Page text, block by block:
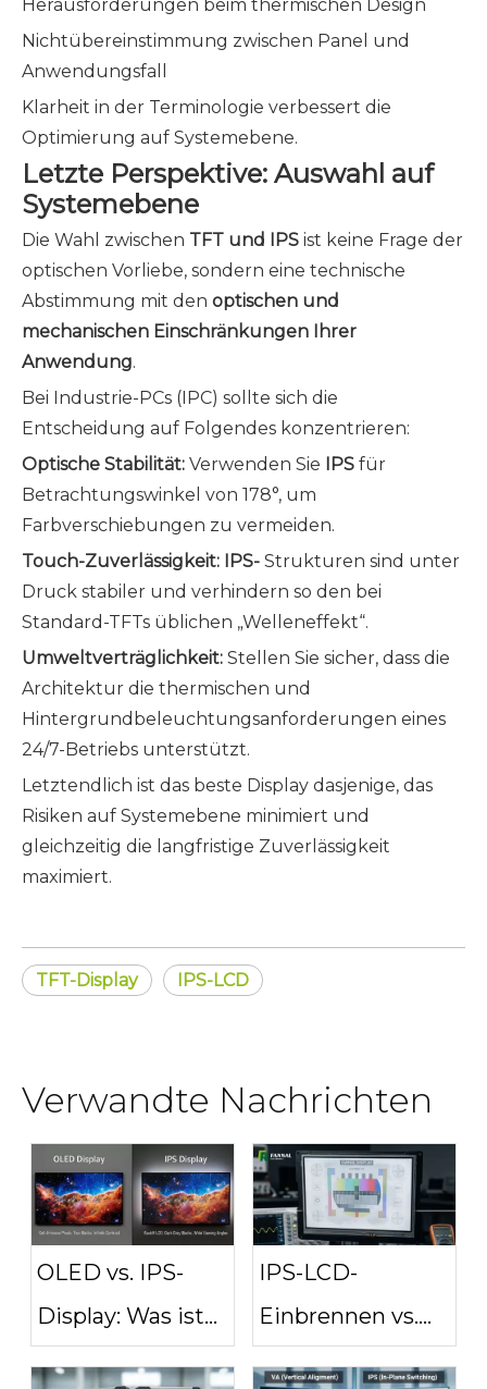
Herausforderungen beim thermischen Design
Nichtübereinstimmung zwischen Panel und
Anwendungsfall
Klarheit in der Terminologie verbessert die
Optimierung auf Systemebene.
Letzte Perspektive: Auswahl auf
Systemebene
Die Wahl zwischen TFT und IPS ist keine Frage der
optischen Vorliebe, sondern eine technische
Abstimmung mit den optischen und
mechanischen Einschränkungen Ihrer
Anwendung.
Bei Industrie-PCs (IPC) sollte sich die
Entscheidung auf Folgendes konzentrieren:
Optische Stabilität: Verwenden Sie IPS für
Betrachtungswinkel von 178°, um
Farbverschiebungen zu vermeiden.
Touch-Zuverlässigkeit:
IPS- Strukturen sind unter
Druck stabiler und verhindern so den bei
Standard-TFTs üblichen „Welleneffekt“.
Umweltverträglichkeit: Stellen Sie sicher, dass die
Architektur die thermischen und
Hintergrundbeleuchtungsanforderungen eines
24/7-Betriebs unterstützt.
Letztendlich ist das beste Display dasjenige, das
Risiken auf Systemebene minimiert und
gleichzeitig die langfristige Zuverlässigkeit
maximiert.
TFT-Display IPS-LCD
Verwandte Nachrichten
OLED vs. IPS-
Display: Was ist
der Unterschied?
IPS-LCD-
Einbrennen vs.
Bildeinlagerungen: